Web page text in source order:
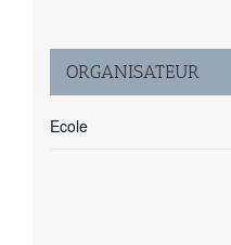
ORGANISATEUR
Ecole